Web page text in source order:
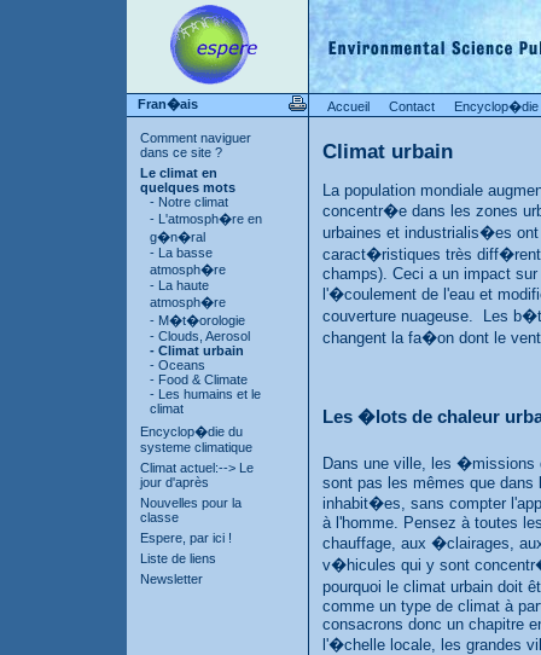
Fran�ais Accueil Contact Encyclop�die
Comment naviguer
dans ce site ?
Le climat en
quelques mots
- Notre climat
- L'atmosph�re en
g�n�ral
- La basse
atmosph�re
- La haute
atmosph�re
- M�t�orologie
- Clouds, Aerosol
- Climat urbain
- Oceans
- Food & Climate
- Les humains et le
climat
Encyclop�die du
systeme climatique
Climat actuel:--> Le
jour d'après
Nouvelles pour la
classe
Espere, par ici !
Liste de liens
Newsletter
Climat urbain
La population mondiale
concentr�e dans les zones
urbaines et industrialis�es
caract�ristiques très
champs). Ceci a un impact
l'�coulement de l'eau et
couverture nuageuse. Les
changent la fa�on dont le
Les �lots de chaleur
Dans une ville, les �missions
sont pas les mêmes que dans
inhabit�es, sans compter
à l'homme. Pensez à toutes
chauffage, aux �clairages,
v�hicules qui y sont
pourquoi le climat urbain doit
comme un type de climat à
consacrons donc un chapitre
l'�chelle locale, les grandes